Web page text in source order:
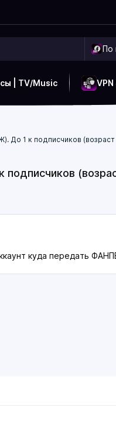
По
| TV/Music VPN
1 к подписчиков (возраст
куда передать